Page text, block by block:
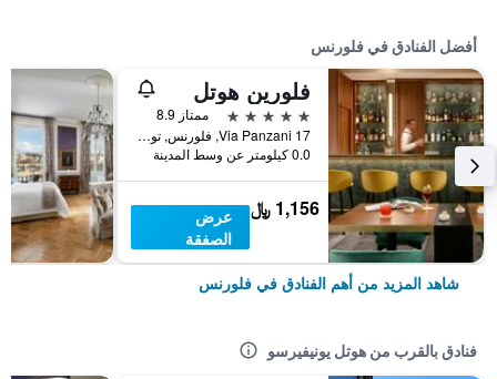
أفضل الفنادق في فلورنس
فلورين هوتل
5 نجوم
ممتاز 8.9
17 Via Panzani, فلورنس, توسكانا, إيطاليا
0.0 كيلومتر عن وسط المدينة
1,156 ﷼
عرض
الصفقة
شاهد المزيد من أهم الفنادق في فلورنس
فنادق بالقرب من هوتل يونيفيرسو